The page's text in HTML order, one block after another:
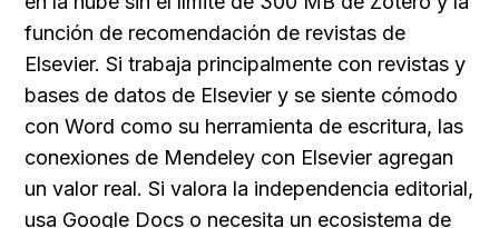
función de recomendación de revistas de
Elsevier. Si trabaja principalmente con revistas y
bases de datos de Elsevier y se siente cómodo
con Word como su herramienta de escritura, las
conexiones de Mendeley con Elsevier agregan
un valor real. Si valora la independencia editorial,
usa Google Docs o necesita un ecosistema de